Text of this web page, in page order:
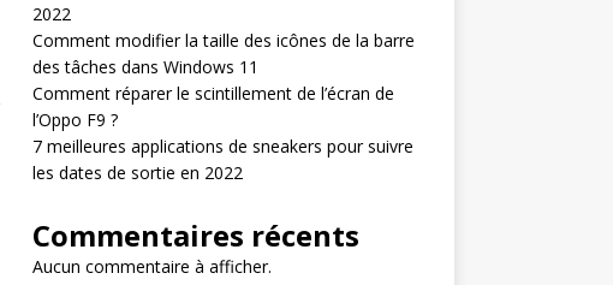
2022
Comment modifier la taille des icônes de la barre
des tâches dans Windows 11
Comment réparer le scintillement de l’écran de
l’Oppo F9 ?
7 meilleures applications de sneakers pour suivre
les dates de sortie en 2022
Commentaires récents
Aucun commentaire à afficher.